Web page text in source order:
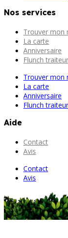
Nos services
Trouver mon
La carte
Anniversaire
Flunch traiteur
Trouver mon
La carte
Anniversaire
Flunch traiteur
Aide
Contact
Avis
Contact
Avis